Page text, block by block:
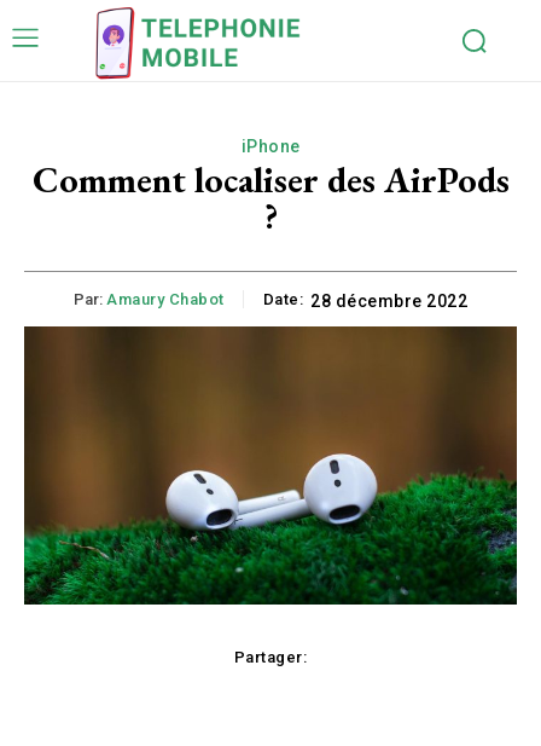
iPhone
Comment localiser des AirPods
?
Par: Amaury Chabot Date: 28 décembre 2022
Partager: